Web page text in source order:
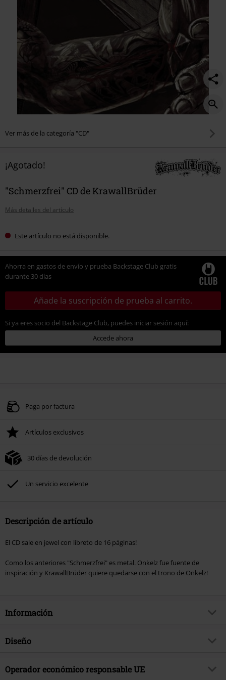
Ver más de la categoría "CD"
¡Agotado!
"Schmerzfrei" CD de KrawallBrüder
Más detalles del artículo
Este artículo no está disponible.
Ahorra en gastos de envío y prueba Backstage Club gratis
durante 30 días
Añade la suscripción de prueba al carrito.
Si ya eres socio del Backstage Club, puedes iniciar sesión aquí:
Accede ahora
Paga por factura
Artículos exclusivos
30 días de devolución
Un servicio excelente
Descripción de artículo
El CD sale en jewel con libreto de 16 páginas!
Como los anteriores "Schmerzfrei" es metal. Onkelz fue fuente de
inspiración y KrawallBrüder quiere quedarse con el trono de Onkelz!
Información
Artículo no.
Género Musical
Oi!
Diseño
Tipo de producto
CD
Operador económico responsable UE